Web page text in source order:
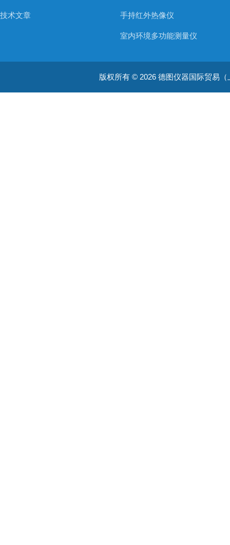
技术文章 手持红外热像仪
室内环境多功能测量仪
温湿度仪器
版权所有 © 2026 德图仪器国际贸易